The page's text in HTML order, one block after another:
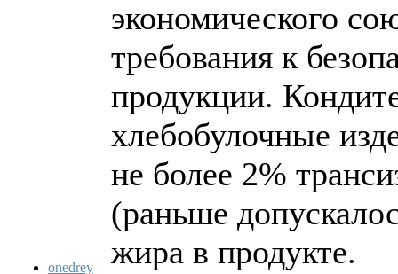
onedrey
экономического
требования к
продукции.
хлебобулочные
не более 2%
(раньше
жира в продукте.